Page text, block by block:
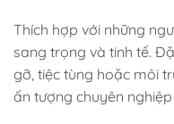
Thích hợp với những
sang trọng và tinh tế.
gỡ, tiệc tùng hoặc môi
ấn tượng chuyên